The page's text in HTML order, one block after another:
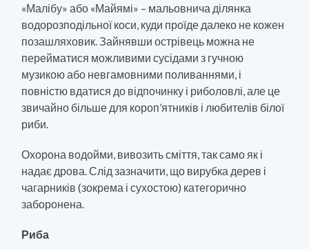
«Малібу» або «Майямі» – мальовнича ділянка
водорозподільної коси, куди проїде далеко не кожен
позашляховик. Зайнявши острівець можна не
перейматися можливими сусідами з гучною
музикою або невгамовними поливаннями, і
повністю вдатися до відпочинку і риболовлі, але це
звичайно більше для короп’ятників і любителів білої
риби.
Охорона водойми, вивозить сміття, так само як і
надає дрова. Слід зазначити, що вирубка дерев і
чагарників (зокрема і сухостою) категорично
заборонена.
Риба